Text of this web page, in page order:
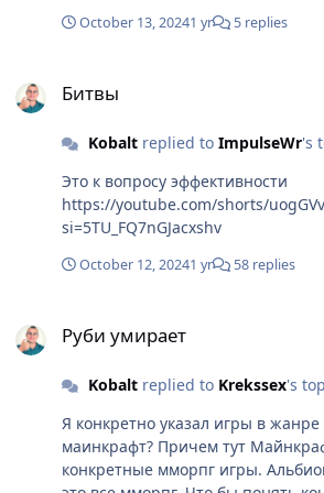
нет. Хочется, чтобы PvP был про игру, а не про то,October 13, 20241 yr 5 replies
Битвы
Kobaltreplied to ImpulseWr's
Это к вопросу эффективности
https://youtube.com/shorts/
si=5TU_FQ7nGJacxshv
October 12, 20241 yr 58 replies
Руби умирает
Kobaltreplied to Krekssex's
Я конкретно указал игры в
маинкрафт? Причем тут
конкретные мморпг игры.